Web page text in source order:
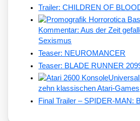
Trailer: CHILDREN OF
Kommentar: Aus der Zeit
Sexismus
Teaser: NEUROMANCER
Teaser: BLADE RUNNER
zehn klassischen Atari-Games
Final Trailer – SPIDER-MAN: